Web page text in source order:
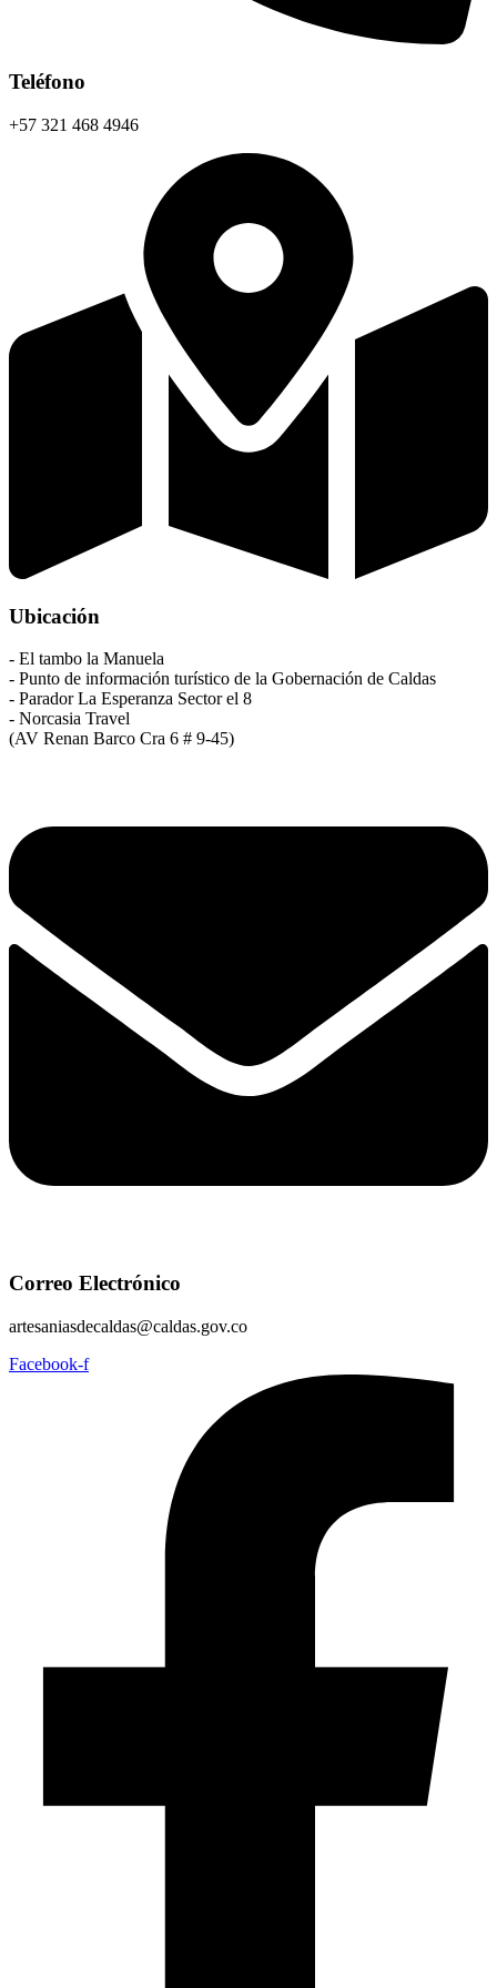
Teléfono
+57 321 468 4946
Ubicación
- El tambo la Manuela
- Punto de información turístico de la Gobernación de Caldas
- Parador La Esperanza Sector el 8
- Norcasia Travel
(AV Renan Barco Cra 6 # 9-45)
Correo Electrónico
artesaniasdecaldas@caldas.gov.co
Facebook-f